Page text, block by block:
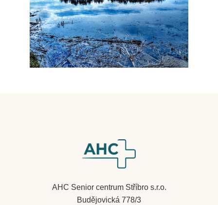
​AHC Senior centrum Stříbro s.r.o.
Budějovická 778/3